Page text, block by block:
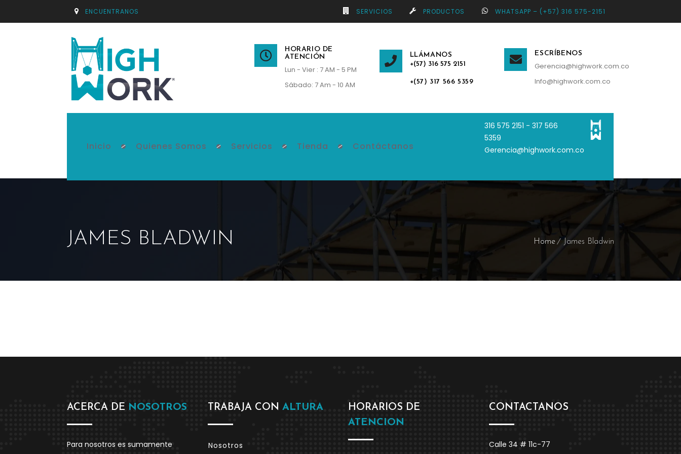
ENCUENTRANOS SERVICIOS PRODUCTOS WHATSAPP – (+57) 316 575-2151
HORARIO DE
ATENCIÓN
Lun - Vier : 7 AM - 5 PM
Sábado: 7 Am - 10 AM
LLÁMANOS
+(57) 316 575 2151
+(57) 317 566 5359
ESCRÍBENOS
Gerencia@highwork.com.co
Info@highwork.com.co
Inicio Quienes Somos Servicios Tienda Contáctanos
316 575 2151 - 317 566
5359
Gerencia@highwork.com.co
JAMES BLADWIN Home James Bladwin
ACERCA DE NOSOTROS
Para nosotros es sumamente
TRABAJA CON ALTURA
Nosotros
HORARIOS DE
ATENCION
CONTACTANOS
Calle 34 # 11c-77